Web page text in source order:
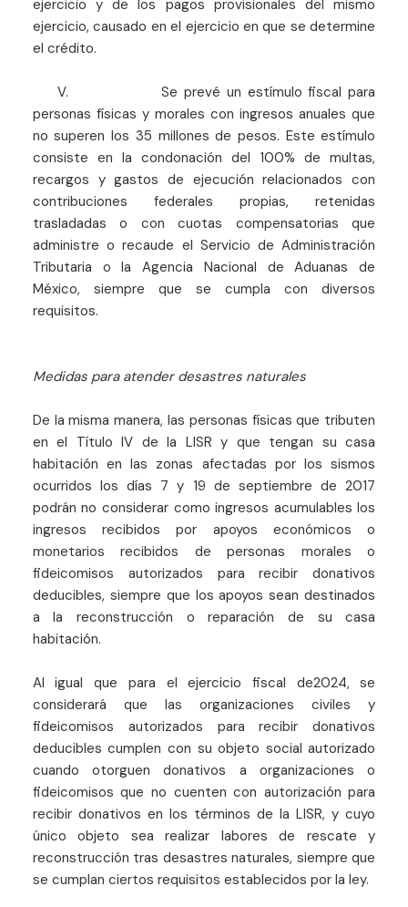
ejercicio y de los pagos provisionales del mismo
ejercicio, causado en el ejercicio en que se determine
el crédito.
V. Se prevé un estímulo fiscal para
personas físicas y morales con ingresos anuales que
no superen los 35 millones de pesos. Este estímulo
consiste en la condonación del 100% de multas,
recargos y gastos de ejecución relacionados con
contribuciones federales propias, retenidas
trasladadas o con cuotas compensatorias que
administre o recaude el Servicio de Administración
Tributaria o la Agencia Nacional de Aduanas de
México, siempre que se cumpla con diversos
requisitos.
Medidas para atender desastres naturales
De la misma manera, las personas físicas que tributen
en el Título IV de la LISR y que tengan su casa
habitación en las zonas afectadas por los sismos
ocurridos los días 7 y 19 de septiembre de 2017
podrán no considerar como ingresos acumulables los
ingresos recibidos por apoyos económicos o
monetarios recibidos de personas morales o
fideicomisos autorizados para recibir donativos
deducibles, siempre que los apoyos sean destinados
a la reconstrucción o reparación de su casa
habitación.
Al igual que para el ejercicio fiscal de2024, se
considerará que las organizaciones civiles y
fideicomisos autorizados para recibir donativos
deducibles cumplen con su objeto social autorizado
cuando otorguen donativos a organizaciones o
fideicomisos que no cuenten con autorización para
recibir donativos en los términos de la LISR, y cuyo
único objeto sea realizar labores de rescate y
reconstrucción tras desastres naturales, siempre que
se cumplan ciertos requisitos establecidos por la ley.